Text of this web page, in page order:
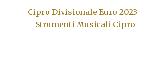
Cipro Divisionale Euro 2023 -
Strumenti Musicali Cipro